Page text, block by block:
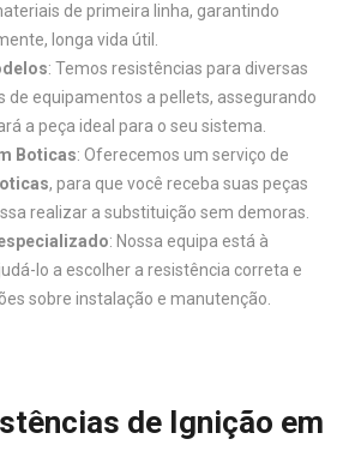
de primeira linha, garantindo
longa vida útil.
: Temos resistências para diversas
de equipamentos a pellets, assegurando
a peça ideal para o seu sistema.
Boticas: Oferecemos um serviço de
, para que você receba suas peças
realizar a substituição sem demoras.
: Nossa equipa está à
lo a escolher a resistência correta e
sobre instalação e manutenção.
de Ignição em